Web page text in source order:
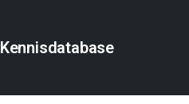
Kennisdatabase